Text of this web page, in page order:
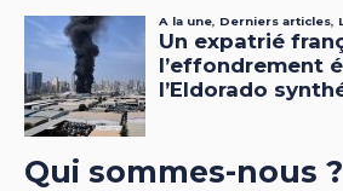
Qui sommes-nous ?